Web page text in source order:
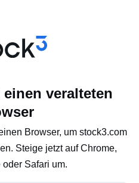
veralteten
Browser, um stock3.com
Steige jetzt auf Chrome,
oder Safari um.